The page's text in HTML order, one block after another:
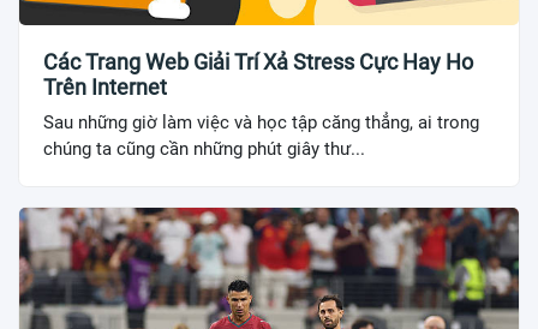
Các Trang Web Giải Trí Xả Stress Cực Hay Ho
Trên Internet
Sau những giờ làm việc và học tập căng thẳng, ai trong
chúng ta cũng cần những phút giây thư...